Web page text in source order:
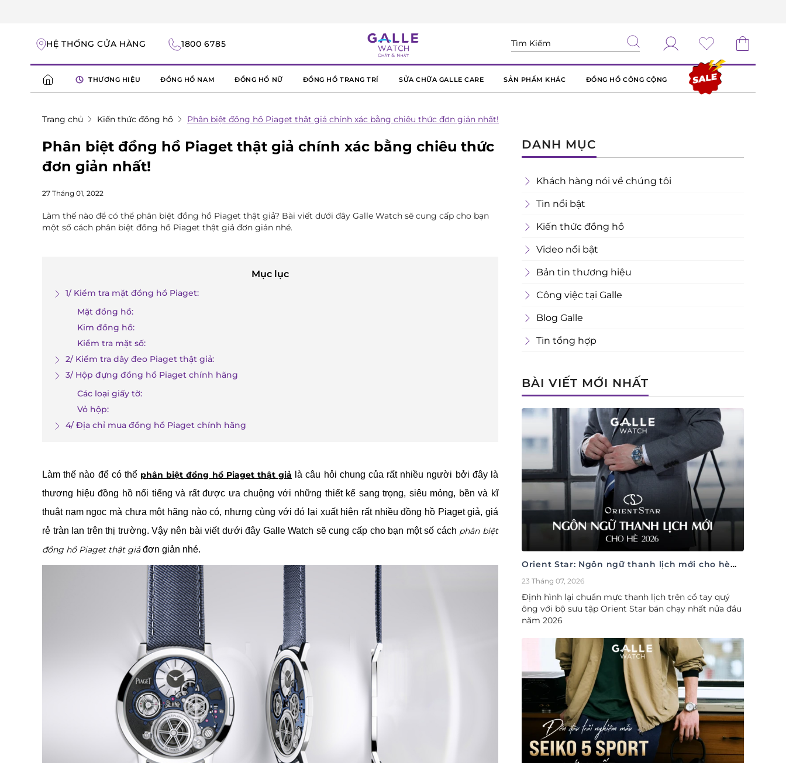
HỆ THỐNG CỬA HÀNG 1800 6785
THƯƠNG HIỆU ĐỒNG HỒ NAM ĐỒNG HỒ NỮ ĐỒNG HỒ TRANG TRÍ SỬA CHỮA GALLE CARE SẢN PHẨM KHÁC ĐỒNG HỒ CÔNG CỘNG
Trang chủ Kiến thức đồng hồ Phân biệt đồng hồ Piaget thật giả chính xác bằng chiêu thức đơn giản nhất!
Phân biệt đồng hồ Piaget thật giả chính xác bằng chiêu thức
đơn giản nhất!
27 Tháng 01, 2022
Làm thế nào để có thể phân biệt đồng hồ Piaget thật giả? Bài viết dưới đây Galle Watch sẽ cung cấp cho bạn
một số cách phân biệt đồng hồ Piaget thật giả đơn giản nhé.
Mục lục
1/ Kiểm tra mặt đồng hồ Piaget:
Mặt đồng hồ:
Kim đồng hồ:
Kiểm tra mặt số:
2/ Kiểm tra dây đeo Piaget thật giả:
3/ Hộp đựng đồng hồ Piaget chính hãng
Các loại giấy tờ:
Vỏ hộp:
4/ Địa chỉ mua đồng hồ Piaget chính hãng
Làm thế nào để có thể phân biệt đồng hồ Piaget thật giả là câu hỏi chung của rất nhiều người bởi đây là
thương hiệu đồng hồ nổi tiếng và rất được ưa chuộng với những thiết kế sang trọng, siêu mỏng, bền và kĩ
thuật nạm ngọc mà chưa một hãng nào có, nhưng cùng với đó lại xuất hiện rất nhiều đồng hồ Piaget giả, giá
rẻ tràn lan trên thị trường. Vậy nên bài viết dưới đây Galle Watch sẽ cung cấp cho bạn một số cách phân biệt
đồng hồ Piaget thật giảđơn giản nhé.
DANH MỤC
Khách hàng nói về chúng tôi
Tin nổi bật
Kiến thức đồng hồ
Video nổi bật
Bản tin thương hiệu
Công việc tại Galle
Blog Galle
Tin tổng hợp
BÀI VIẾT MỚI NHẤT
Orient Star: Ngôn ngữ thanh lịch mới cho hè
2026
23 Tháng 07, 2026
Định hình lại chuẩn mực thanh lịch trên cổ tay quý
ông với bộ sưu tập Orient Star bán chạy nhất nửa đầu
năm 2026